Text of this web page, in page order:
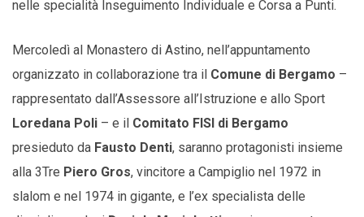
nelle specialità Inseguimento Individuale e Corsa a Punti.
Mercoledì al Monastero di Astino, nell’appuntamento
organizzato in collaborazione tra il Comune di Bergamo –
rappresentato dall’Assessore all’Istruzione e allo Sport
Loredana Poli – e il Comitato FISI di Bergamo
presieduto da Fausto Denti, saranno protagonisti insieme
alla 3Tre Piero Gros, vincitore a Campiglio nel 1972 in
slalom e nel 1974 in gigante, e l’ex specialista delle